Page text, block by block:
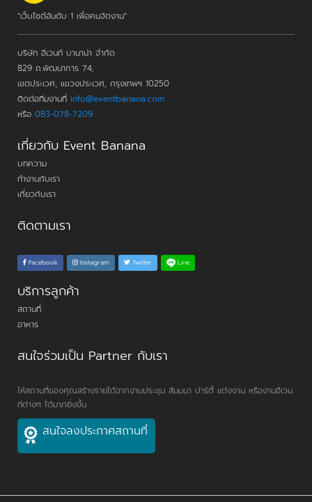
"เว็บไซต์อันดับ 1 เพื่อคนจัดงาน"
บริษัท อีเวนท์ บานาน่า จำกัด
829 ถ.พัฒนาการ 74,
เขตประเวศ, แขวงประเวศ, กรุงเทพฯ 10250
ติดต่อทีมงานที่ info@eventbanana.com
หรือ 083-078-7209
เกี่ยวกับ Event Banana
บทความ
ทำงานกับเรา
เกี่ยวกับเรา
ติดตามเรา
Facebook Instagram Twitter Line
บริการลูกค้า
สถานที่
อาหาร
สนใจร่วมเป็น Partner กับเรา
ให้สถานที่ของคุณสร้างรายได้จากงานประชุม สัมมนา ปาร์ตี้ แต่งงาน หรืองานอีเวน
ท์ต่างๆ ได้มากยิ่งขึ้น
สนใจลงประกาศสถานที่